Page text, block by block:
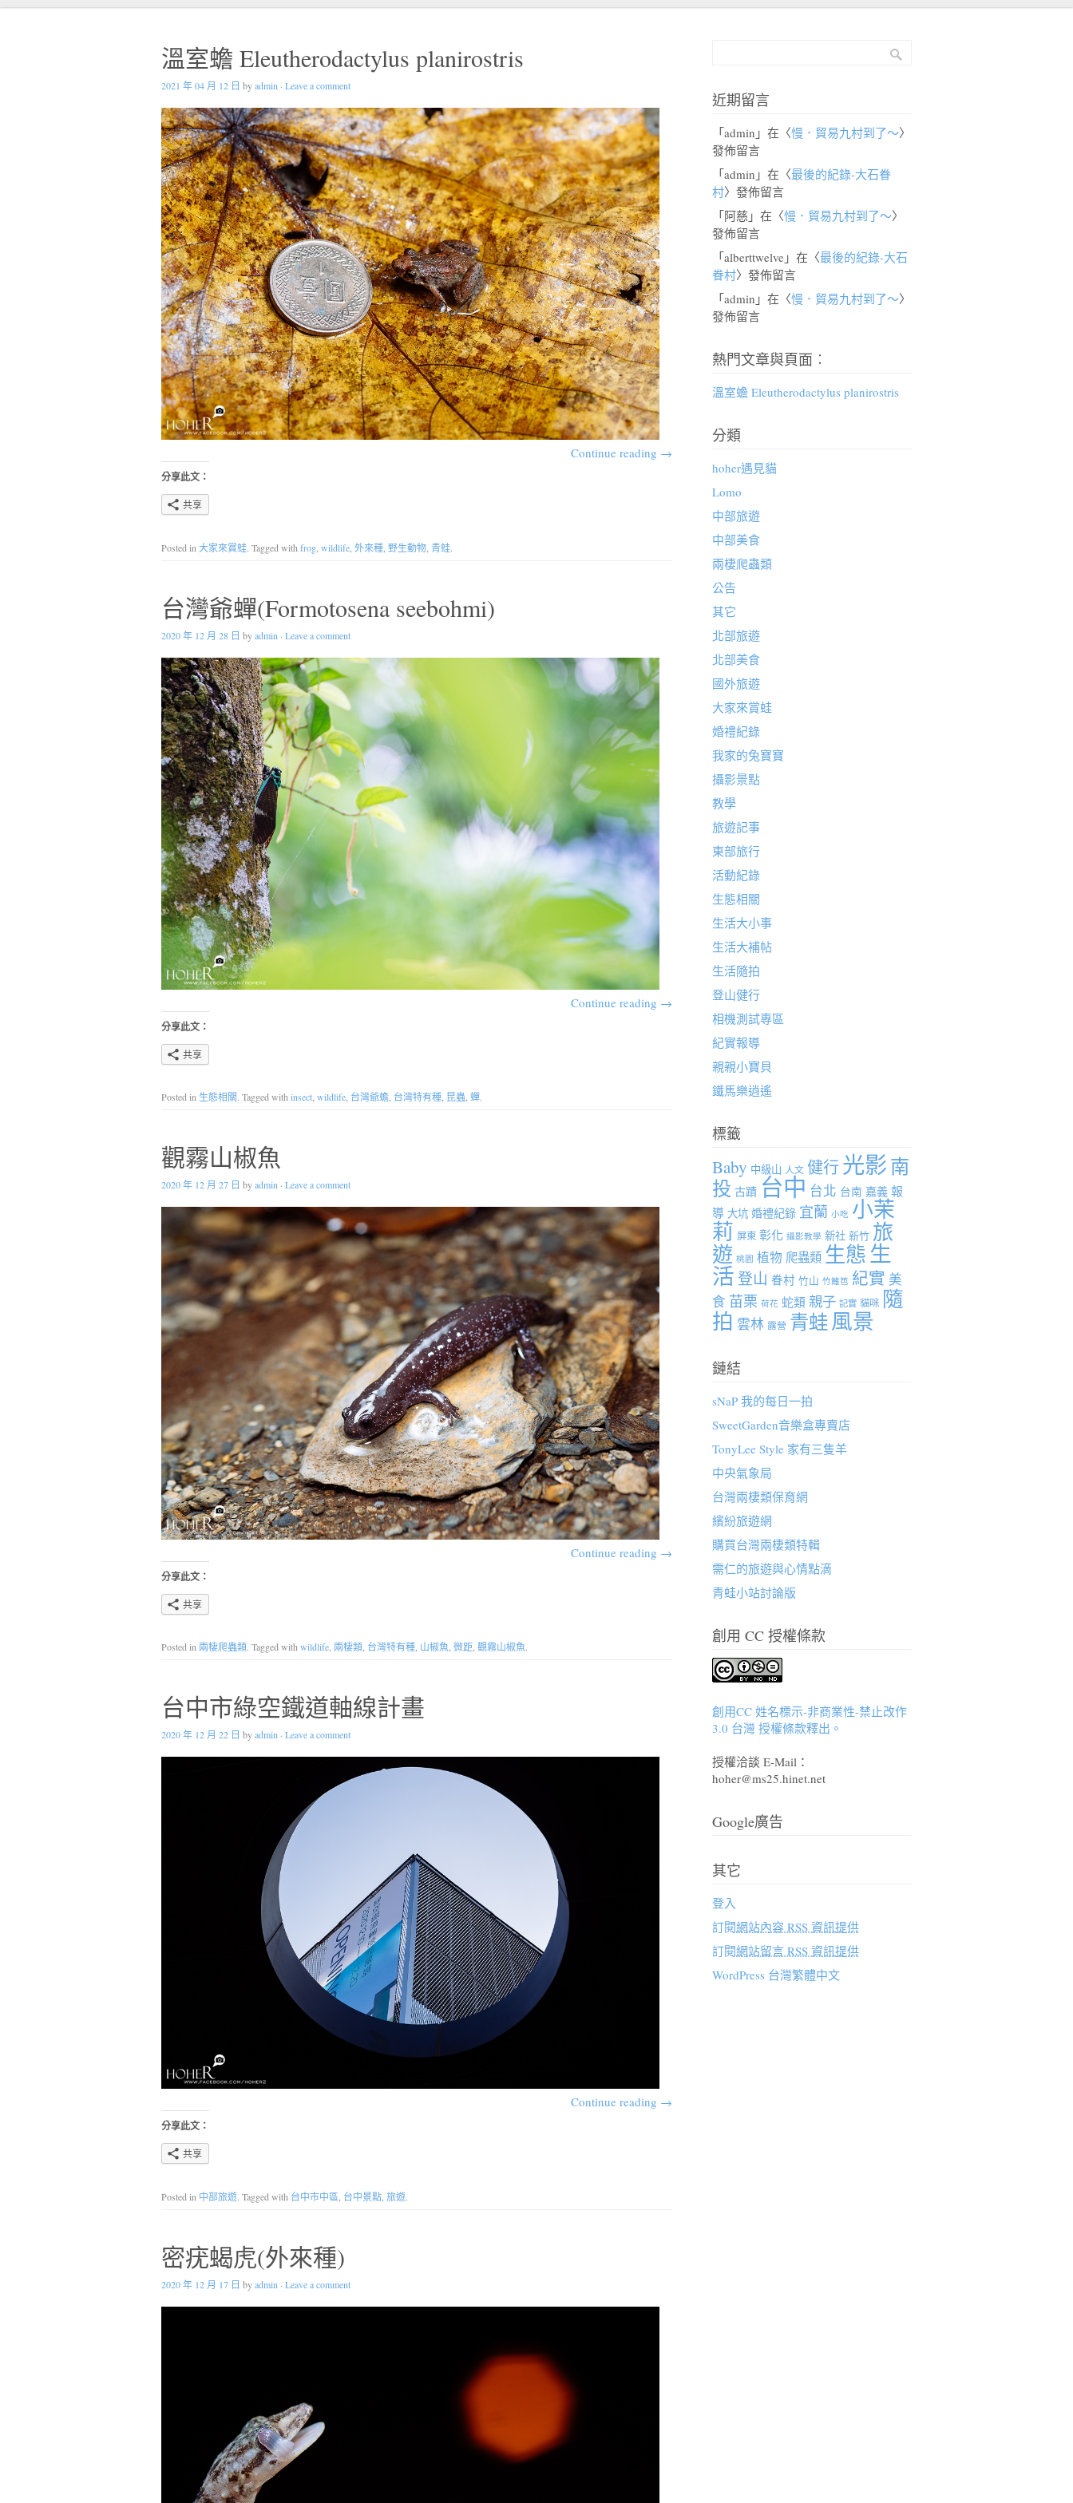
溫室蟾 Eleutherodactylus planirostris
2021 年 04 月 12 日 byadmin · Leave a comment
Continue reading →
分享此文：
共享
Posted in 大家來賞蛙. Tagged with frog wildlife 外來種 野生動物 青蛙.
台灣爺蟬(Formotosena seebohmi)
2020 年 12 月 28 日 byadmin · Leave a comment
Continue reading →
分享此文：
共享
Posted in 生態相關. Tagged withinsect, wildlife, 台灣爺蟾, 台灣特有種, 昆蟲, 蟬.
觀霧山椒魚
2020 年 12 月 27 日 byadmin · Leave a comment
Continue reading →
分享此文：
共享
Posted in 兩棲爬蟲類. Tagged with wildlife 兩棲類 台灣特有種 山椒魚 微距 觀霧山椒魚.
台中市綠空鐵道軸線計畫
2020 年 12 月 22 日 byadmin · Leave a comment
Continue reading →
分享此文：
共享
Posted in 中部旅遊. Tagged with 台中市中區 台中景點 旅遊.
密疣蝎虎(外來種)
2020 年 12 月 17 日 byadmin · Leave a comment
近期留言
「admin 」在〈慢．貿易九村到了～〉
發佈留言
「admin 」在〈最後的紀錄-大石眷
村〉發佈留言
「阿慈 」在〈慢．貿易九村到了～〉
發佈留言
「alberttwelve 」在〈最後的紀錄-大石
眷村〉發佈留言
「admin 」在〈慢．貿易九村到了～〉
發佈留言
熱門文章與頁面︰
溫室蟾 Eleutherodactylus planirostris
分類
hoher遇見貓
Lomo
中部旅遊
中部美食
兩棲爬蟲類
公告
其它
北部旅遊
北部美食
國外旅遊
大家來賞蛙
婚禮紀錄
我家的兔寶寶
攝影景點
教學
旅遊記事
東部旅行
活動紀錄
生態相關
生活大小事
生活大補帖
生活隨拍
登山健行
相機測試專區
紀實報導
親親小寶貝
鐵馬樂逍遙
標籤
Baby 中級山 人文 健行光影南
投 古蹟 台中 台北 台南 嘉義 報
導 大坑 婚禮紀錄 宜蘭 小吃 小茉
莉 屏東 彰化 攝影教學 新社 新竹 旅
遊 桃園 植物 爬蟲類 生態生
活 登山 眷村 竹山 竹籬笆 紀實 美
食 苗栗 荷花 蛇類 親子 記實 貓咪 隨
拍 雲林 露營 青蛙風景
鏈結
sNaP 我的每日一拍
SweetGarden音樂盒專賣店
TonyLee Style 家有三隻羊
中央氣象局
台灣兩棲類保育網
繽紛旅遊網
購買台灣兩棲類特輯
需仁的旅遊與心情點滴
青蛙小站討論版
創用 CC 授權條款
創用CC 姓名標示-非商業性-禁止改作
3.0 台灣 授權條款釋出。
授權洽談 E-Mail：
hoher@ms25.hinet.net
Google廣告
其它
登入
訂閱網站內容 RSS 資訊提供
訂閱網站留言 RSS 資訊提供
WordPress 台灣繁體中文